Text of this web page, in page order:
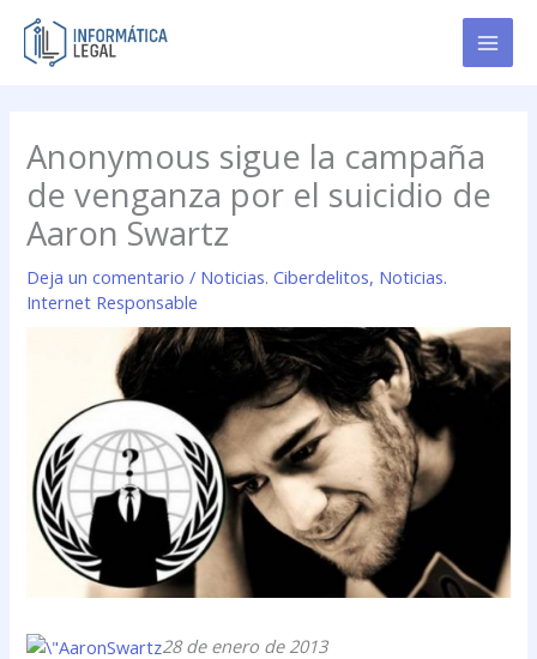
contenido
Anonymous sigue la campaña
de venganza por el suicidio de
Aaron Swartz
Deja un comentario / Noticias. Ciberdelitos, Noticias.
Internet Responsable
28 de enero de 2013